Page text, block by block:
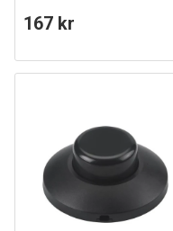
167 kr